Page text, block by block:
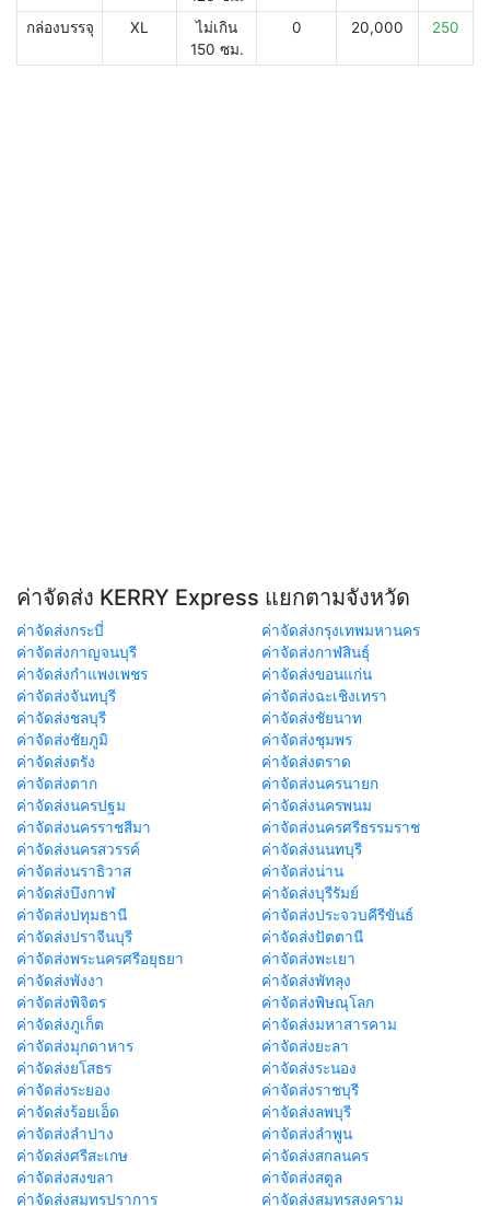
กล่องบรรจุ XL
ไม่เกิน
150 ซม.
0 20,000 250
ค่าจัดส่ง KERRY Express แยกตามจังหวัด
ค่าจัดส่งกระบี่
ค่าจัดส่งกรุงเทพมหานคร
ค่าจัดส่งกาญจนบุรี
ค่าจัดส่งกาฬสินธุ์
ค่าจัดส่งกำแพงเพชร
ค่าจัดส่งขอนแก่น
ค่าจัดส่งจันทบุรี
ค่าจัดส่งฉะเชิงเทรา
ค่าจัดส่งชลบุรี
ค่าจัดส่งชัยนาท
ค่าจัดส่งชัยภูมิ
ค่าจัดส่งชุมพร
ค่าจัดส่งตรัง
ค่าจัดส่งตราด
ค่าจัดส่งตาก
ค่าจัดส่งนครนายก
ค่าจัดส่งนครปฐม
ค่าจัดส่งนครพนม
ค่าจัดส่งนครราชสีมา
ค่าจัดส่งนครศรีธรรมราช
ค่าจัดส่งนครสวรรค์
ค่าจัดส่งนนทบุรี
ค่าจัดส่งนราธิวาส
ค่าจัดส่งน่าน
ค่าจัดส่งบึงกาฬ
ค่าจัดส่งบุรีรัมย์
ค่าจัดส่งปทุมธานี
ค่าจัดส่งประจวบคีรีขันธ์
ค่าจัดส่งปราจีนบุรี
ค่าจัดส่งปัตตานี
ค่าจัดส่งพระนครศรีอยุธยา
ค่าจัดส่งพะเยา
ค่าจัดส่งพังงา
ค่าจัดส่งพัทลุง
ค่าจัดส่งพิจิตร
ค่าจัดส่งพิษณุโลก
ค่าจัดส่งภูเก็ต
ค่าจัดส่งมหาสารคาม
ค่าจัดส่งมุกดาหาร
ค่าจัดส่งยะลา
ค่าจัดส่งยโสธร
ค่าจัดส่งระนอง
ค่าจัดส่งระยอง
ค่าจัดส่งราชบุรี
ค่าจัดส่งร้อยเอ็ด
ค่าจัดส่งลพบุรี
ค่าจัดส่งลำปาง
ค่าจัดส่งลำพูน
ค่าจัดส่งศรีสะเกษ
ค่าจัดส่งสกลนคร
ค่าจัดส่งสงขลา
ค่าจัดส่งสตูล
ค่าจัดส่งสมุทรปราการ
ค่าจัดส่งสมุทรสงคราม